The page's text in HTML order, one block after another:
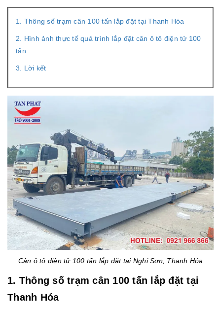
1. Thông số trạm cân 100 tấn lắp đặt tại Thanh Hóa
2. Hình ảnh thực tế quá trình lắp đặt cân ô tô điện tử 100
tấn
3. Lời kết
Cân ô tô điện tử 100 tấn lắp đặt tại Nghi Sơn, Thanh Hóa
1. Thông số trạm cân 100 tấn lắp đặt tại
Thanh Hóa